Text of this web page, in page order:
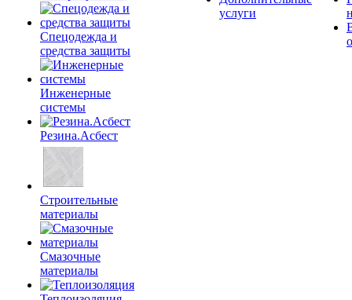
Спецодежда и
средства защиты
Инженерные
системы
Резина.Асбест
Строительные
материалы
Смазочные
материалы
услуги